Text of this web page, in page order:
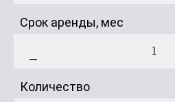
Срок аренды, мес
Количество